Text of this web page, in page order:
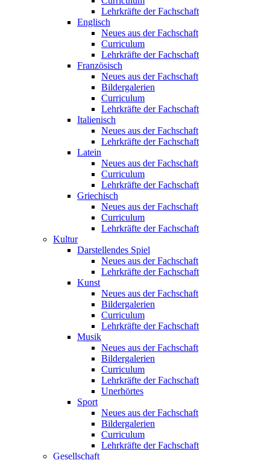
Lehrkräfte der Fachschaft
Englisch
Neues aus der Fachschaft
Curriculum
Lehrkräfte der Fachschaft
Französisch
Neues aus der Fachschaft
Bildergalerien
Curriculum
Lehrkräfte der Fachschaft
Italienisch
Neues aus der Fachschaft
Lehrkräfte der Fachschaft
Latein
Neues aus der Fachschaft
Curriculum
Lehrkräfte der Fachschaft
Griechisch
Neues aus der Fachschaft
Curriculum
Lehrkräfte der Fachschaft
Kultur
Darstellendes Spiel
Neues aus der Fachschaft
Lehrkräfte der Fachschaft
Kunst
Neues aus der Fachschaft
Bildergalerien
Curriculum
Lehrkräfte der Fachschaft
Musik
Neues aus der Fachschaft
Bildergalerien
Curriculum
Lehrkräfte der Fachschaft
Unerhörtes
Sport
Neues aus der Fachschaft
Bildergalerien
Curriculum
Lehrkräfte der Fachschaft
Gesellschaft